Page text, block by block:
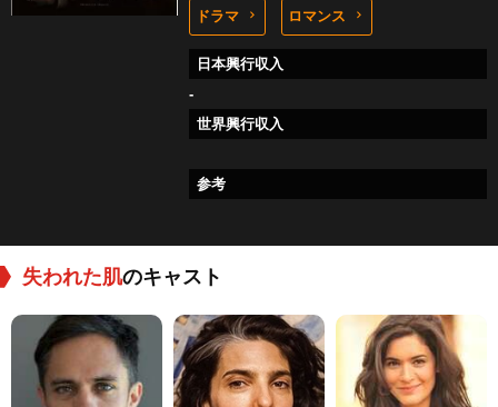
ドラマ ロマンス
日本興行収入
-
世界興行収入
参考
失われた肌のキャスト